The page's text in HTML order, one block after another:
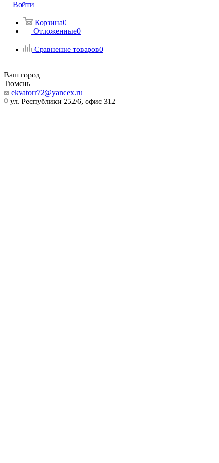
Войти
Корзина0
Отложенные0
Сравнение товаров0
Ваш город
Тюмень
ekvatorr72@yandex.ru
ул. Республики 252/6, офис 312